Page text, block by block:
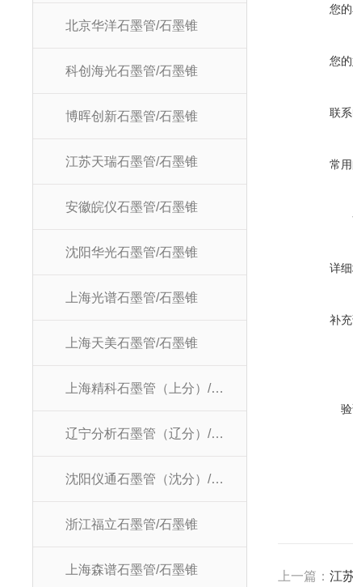
北京华洋石墨管/石墨锥
科创海光石墨管/石墨锥
博晖创新石墨管/石墨锥
江苏天瑞石墨管/石墨锥
安徽皖仪石墨管/石墨锥
沈阳华光石墨管/石墨锥
上海光谱石墨管/石墨锥
上海天美石墨管/石墨锥
上海精科石墨管（上分）/石墨锥
辽宁分析石墨管（辽分）/石墨锥
沈阳仪通石墨管（沈分）/石墨锥
浙江福立石墨管/石墨锥
上海森谱石墨管/石墨锥
您的
您的
联系
常用
详细
补充
上一篇： 江